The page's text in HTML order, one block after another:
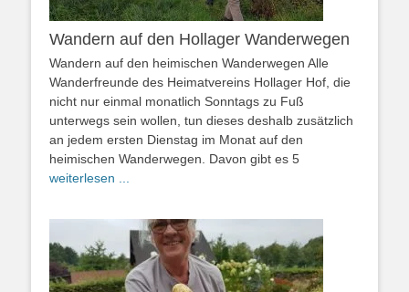
Wandern auf den Hollager Wanderwegen
Wandern auf den heimischen Wanderwegen Alle
Wanderfreunde des Heimatvereins Hollager Hof, die
nicht nur einmal monatlich Sonntags zu Fuß
unterwegs sein wollen, tun dieses deshalb zusätzlich
an jedem ersten Dienstag im Monat auf den
heimischen Wanderwegen. Davon gibt es 5
weiterlesen ...